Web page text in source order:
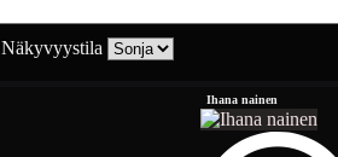
Näkyvyystila
Ihana nainen